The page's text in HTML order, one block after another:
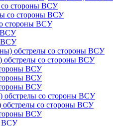
со стороны ВСУ
со стороны ВСУ
стороны ВСУ
ВСУ
ВСУ
обстрелы со стороны ВСУ
обстрелы со стороны ВСУ
ВСУ
ВСУ
ВСУ
обстрелы со стороны ВСУ
обстрелы со стороны ВСУ
ВСУ
ВСУ